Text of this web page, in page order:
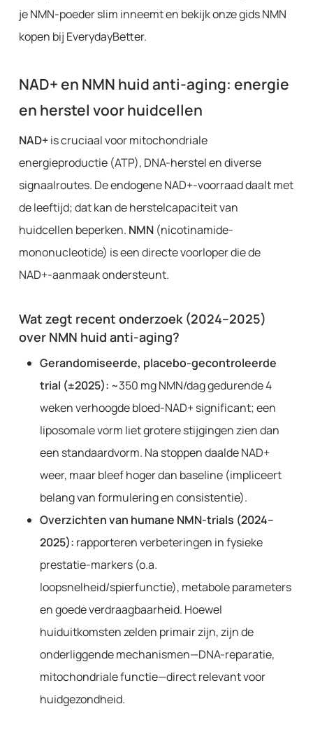
je NMN-poeder slim inneemt en bekijk onze gids NMN
kopen bij EverydayBetter.
NAD+ en NMN huid anti-aging: energie
en herstel voor huidcellen
NAD+is cruciaal voor mitochondriale
energieproductie (ATP), DNA-herstel en diverse
signaalroutes. De endogene NAD+-voorraad daalt met
de leeftijd; dat kan de herstelcapaciteit van
huidcellen beperken. NMN(nicotinamide-
mononucleotide) is een directe voorloper die de
NAD+-aanmaak ondersteunt.
Wat zegt recent onderzoek (2024–2025)
over NMN huid anti-aging?
Gerandomiseerde, placebo-gecontroleerde
trial (±2025): ~350 mg NMN/dag gedurende 4
weken verhoogde bloed-NAD+ significant; een
liposomale vorm liet grotere stijgingen zien dan
een standaardvorm. Na stoppen daalde NAD+
weer, maar bleef hoger dan baseline (impliceert
belang van formulering en consistentie).
Overzichten van humane NMN-trials (2024–
2025): rapporteren verbeteringen in fysieke
prestatie-markers (o.a.
loopsnelheid/spierfunctie), metabole parameters
en goede verdraagbaarheid. Hoewel
huiduitkomsten zelden primair zijn, zijn de
onderliggende mechanismen—DNA-reparatie,
mitochondriale functie—direct relevant voor
huidgezondheid.